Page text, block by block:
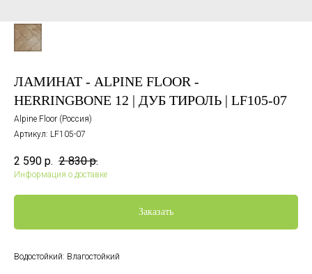
ЛАМИНАТ - ALPINE FLOOR -
HERRINGBONE 12 | ДУБ ТИРОЛЬ | LF105-07
Alpine Floor (Россия)
Артикул: LF105-07
2 590 р. 2 830 р.
Информация о доставке
Заказать
Водостойкий: Влагостойкий